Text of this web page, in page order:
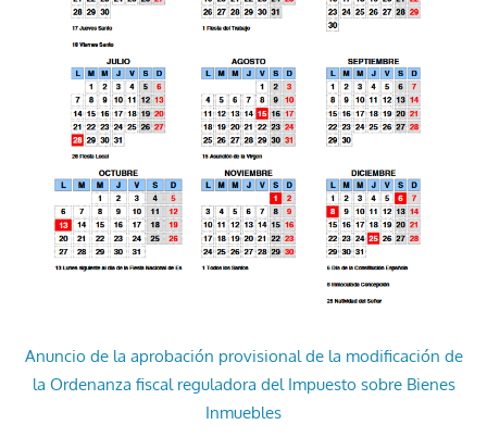
Anuncio de la aprobación provisional de la modificación de
la Ordenanza fiscal reguladora del Impuesto sobre Bienes
Inmuebles